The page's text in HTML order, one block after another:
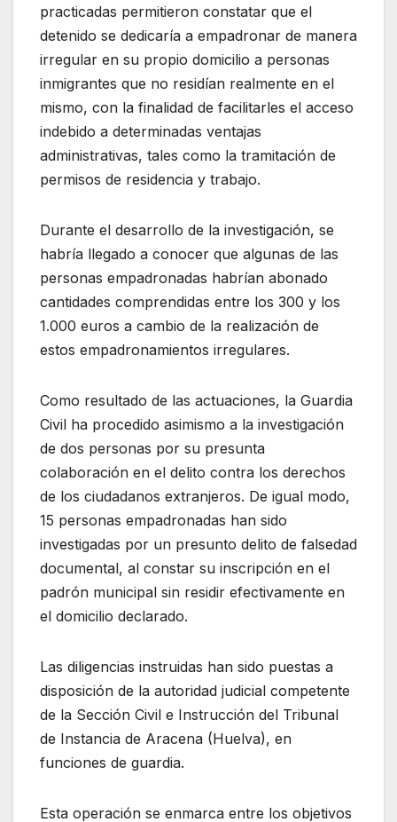
practicadas permitieron constatar que el
detenido se dedicaría a empadronar de manera
irregular en su propio domicilio a personas
inmigrantes que no residían realmente en el
mismo, con la finalidad de facilitarles el acceso
indebido a determinadas ventajas
administrativas, tales como la tramitación de
permisos de residencia y trabajo.
Durante el desarrollo de la investigación, se
habría llegado a conocer que algunas de las
personas empadronadas habrían abonado
cantidades comprendidas entre los 300 y los
1.000 euros a cambio de la realización de
estos empadronamientos irregulares.
Como resultado de las actuaciones, la Guardia
Civil ha procedido asimismo a la investigación
de dos personas por su presunta
colaboración en el delito contra los derechos
de los ciudadanos extranjeros. De igual modo,
15 personas empadronadas han sido
investigadas por un presunto delito de falsedad
documental, al constar su inscripción en el
padrón municipal sin residir efectivamente en
el domicilio declarado.
Las diligencias instruidas han sido puestas a
disposición de la autoridad judicial competente
de la Sección Civil e Instrucción del Tribunal
de Instancia de Aracena (Huelva), en
funciones de guardia.
Esta operación se enmarca entre los objetivos